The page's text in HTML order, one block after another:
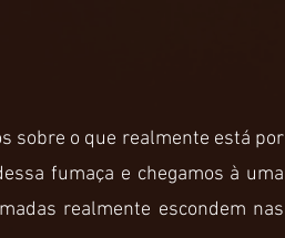
sobre o que realmente está por
fumaça e chegamos à uma
realmente escondem nas